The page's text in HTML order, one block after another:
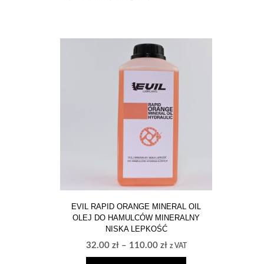
EVIL RAPID ORANGE MINERAL OIL
OLEJ DO HAMULCÓW MINERALNY
NISKA LEPKOŚĆ
32.00 zł – 110.00 złZakres
cen:
z VAT